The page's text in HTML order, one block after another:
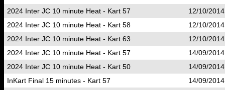
2024 Inter JC 10 minute Heat - Kart 57
12/10/
2024 Inter JC 10 minute Heat - Kart 58
12/10/
2024 Inter JC 10 minute Heat - Kart 63
12/10/
2024 Inter JC 10 minute Heat - Kart 57
14/09/
2024 Inter JC 10 minute Heat - Kart 50
14/09/
InKart Final 15 minutes - Kart 57
14/09/